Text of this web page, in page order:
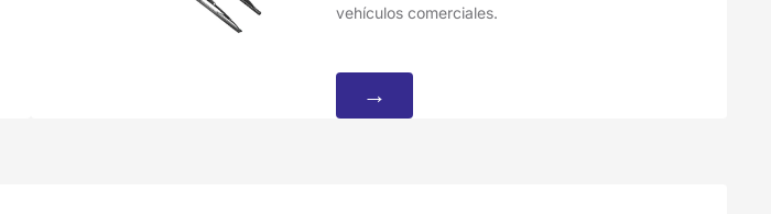
vehículos comerciales.
→